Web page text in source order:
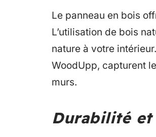
Le panneau en bois
L’utilisation de bois
nature à votre
WoodUpp, capturent
murs.
Durabilité et